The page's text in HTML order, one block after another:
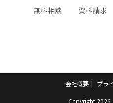
無料相談
資料請求
会社概要 プラ
Copyright 2026